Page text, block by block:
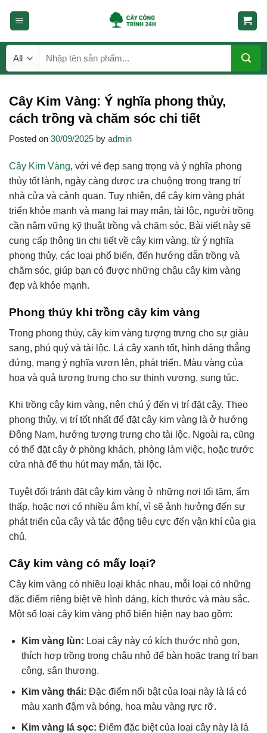
kiếm:
Cây Kim Vàng: Ý nghĩa phong thủy,
cách trồng và chăm sóc chi tiết
Posted on 30/09/2025 by admin
Cây Kim Vàng, với vẻ đẹp sang trọng và ý nghĩa phong
thủy tốt lành, ngày càng được ưa chuộng trong trang trí
nhà cửa và cảnh quan. Tuy nhiên, để cây kim vàng phát
triển khỏe mạnh và mang lại may mắn, tài lộc, người trồng
cần nắm vững kỹ thuật trồng và chăm sóc. Bài viết này sẽ
cung cấp thông tin chi tiết về cây kim vàng, từ ý nghĩa
phong thủy, các loại phổ biến, đến hướng dẫn trồng và
chăm sóc, giúp bạn có được những chậu cây kim vàng
đẹp và khỏe mạnh.
Phong thủy khi trồng cây kim vàng
Trong phong thủy, cây kim vàng tượng trưng cho sự giàu
sang, phú quý và tài lộc. Lá cây xanh tốt, hình dáng thẳng
đứng, mang ý nghĩa vươn lên, phát triển. Màu vàng của
hoa và quả tượng trưng cho sự thịnh vượng, sung túc.
Khi trồng cây kim vàng, nên chú ý đến vị trí đặt cây. Theo
phong thủy, vị trí tốt nhất để đặt cây kim vàng là ở hướng
Đông Nam, hướng tượng trưng cho tài lộc. Ngoài ra, cũng
có thể đặt cây ở phòng khách, phòng làm việc, hoặc trước
cửa nhà để thu hút may mắn, tài lộc.
Tuyệt đối tránh đặt cây kim vàng ở những nơi tối tăm, ẩm
thấp, hoặc nơi có nhiều âm khí, vì sẽ ảnh hưởng đến sự
phát triển của cây và tác động tiêu cực đến vận khí của gia
chủ.
Cây kim vàng có mấy loại?
Cây kim vàng có nhiều loại khác nhau, mỗi loại có những
đặc điểm riêng biệt về hình dáng, kích thước và màu sắc.
Một số loại cây kim vàng phổ biến hiện nay bao gồm:
Kim vàng lùn: Loại cây này có kích thước nhỏ gọn,
thích hợp trồng trong chậu nhỏ để bàn hoặc trang trí ban
công, sân thượng.
Kim vàng thái: Đặc điểm nổi bật của loại này là lá có
màu xanh đậm và bóng, hoa màu vàng rực rỡ.
Kim vàng lá sọc: Điểm đặc biệt của loại cây này là lá